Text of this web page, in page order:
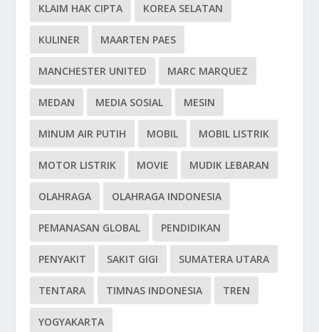
KLAIM HAK CIPTA KOREA SELATAN
KULINER MAARTEN PAES
MANCHESTER UNITED MARC MARQUEZ
MEDAN MEDIA SOSIAL MESIN
MINUM AIR PUTIH MOBIL MOBIL LISTRIK
MOTOR LISTRIK MOVIE MUDIK LEBARAN
OLAHRAGA OLAHRAGA INDONESIA
PEMANASAN GLOBAL PENDIDIKAN
PENYAKIT SAKIT GIGI SUMATERA UTARA
TENTARA TIMNAS INDONESIA TREN
YOGYAKARTA